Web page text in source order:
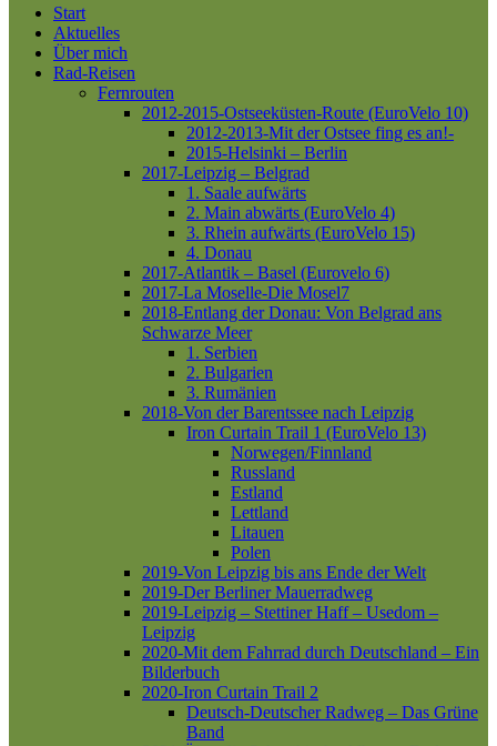
Close
Menu
Start
Aktuelles
Über mich
Rad-Reisen
Fernrouten
2012-2015-Ostseeküsten-Route (EuroVelo 10)
2012-2013-Mit der Ostsee fing es an!-
2015-Helsinki – Berlin
2017-Leipzig – Belgrad
1. Saale aufwärts
2. Main abwärts (EuroVelo 4)
3. Rhein aufwärts (EuroVelo 15)
4. Donau
2017-Atlantik – Basel (Eurovelo 6)
2017-La Moselle-Die Mosel7
2018-Entlang der Donau: Von Belgrad ans
Schwarze Meer
1. Serbien
2. Bulgarien
3. Rumänien
2018-Von der Barentssee nach Leipzig
Iron Curtain Trail 1 (EuroVelo 13)
Norwegen/Finnland
Russland
Estland
Lettland
Litauen
Polen
2019-Von Leipzig bis ans Ende der Welt
2019-Der Berliner Mauerradweg
2019-Leipzig – Stettiner Haff – Usedom –
Leipzig
2020-Mit dem Fahrrad durch Deutschland – Ein
Bilderbuch
2020-Iron Curtain Trail 2
Deutsch-Deutscher Radweg – Das Grüne
Band